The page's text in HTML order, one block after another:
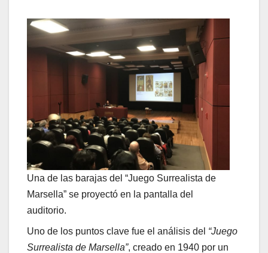
Una de las barajas del “Juego Surrealista de
Marsella” se proyectó en la pantalla del
auditorio.
Uno de los puntos clave fue el análisis del “Juego
Surrealista de Marsella”, creado en 1940 por un